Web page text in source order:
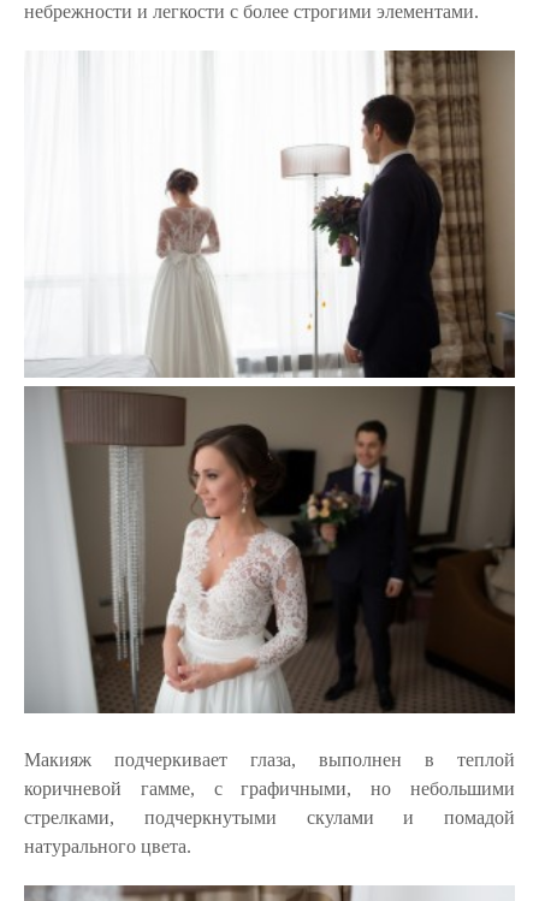
небрежности и легкости с более строгими элементами.
Макияж подчеркивает глаза, выполнен в теплой
коричневой гамме, с графичными, но небольшими
стрелками, подчеркнутыми скулами и помадой
натурального цвета.